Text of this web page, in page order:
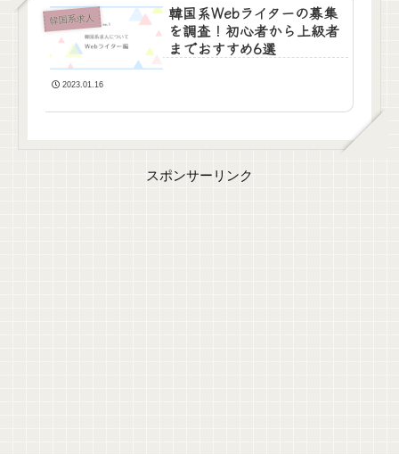
韓国系求人
韓国系Webライターの募集
を調査！初心者から上級者
までおすすめ6選
2023.01.16
スポンサーリンク